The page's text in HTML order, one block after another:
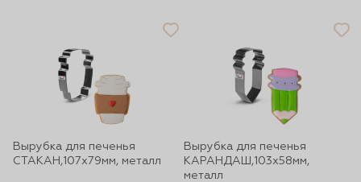
Вырубка для печенья
СТАКАН,107х79мм, металл
Вырубка для печенья
КАРАНДАШ,103х58мм,
металл